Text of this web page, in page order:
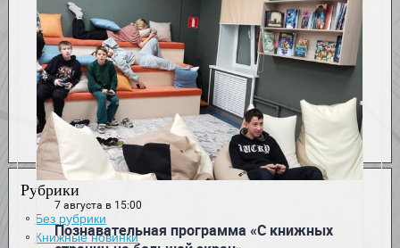
Рубрики
Без рубрики
Книжные новинки